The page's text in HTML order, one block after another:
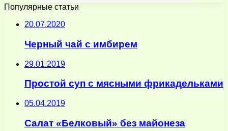
Популярные статьи
20.07.2020
Черный чай с имбирем
29.01.2019
Простой суп с мясными фрикадельками
05.04.2019
Салат «Белковый» без майонеза